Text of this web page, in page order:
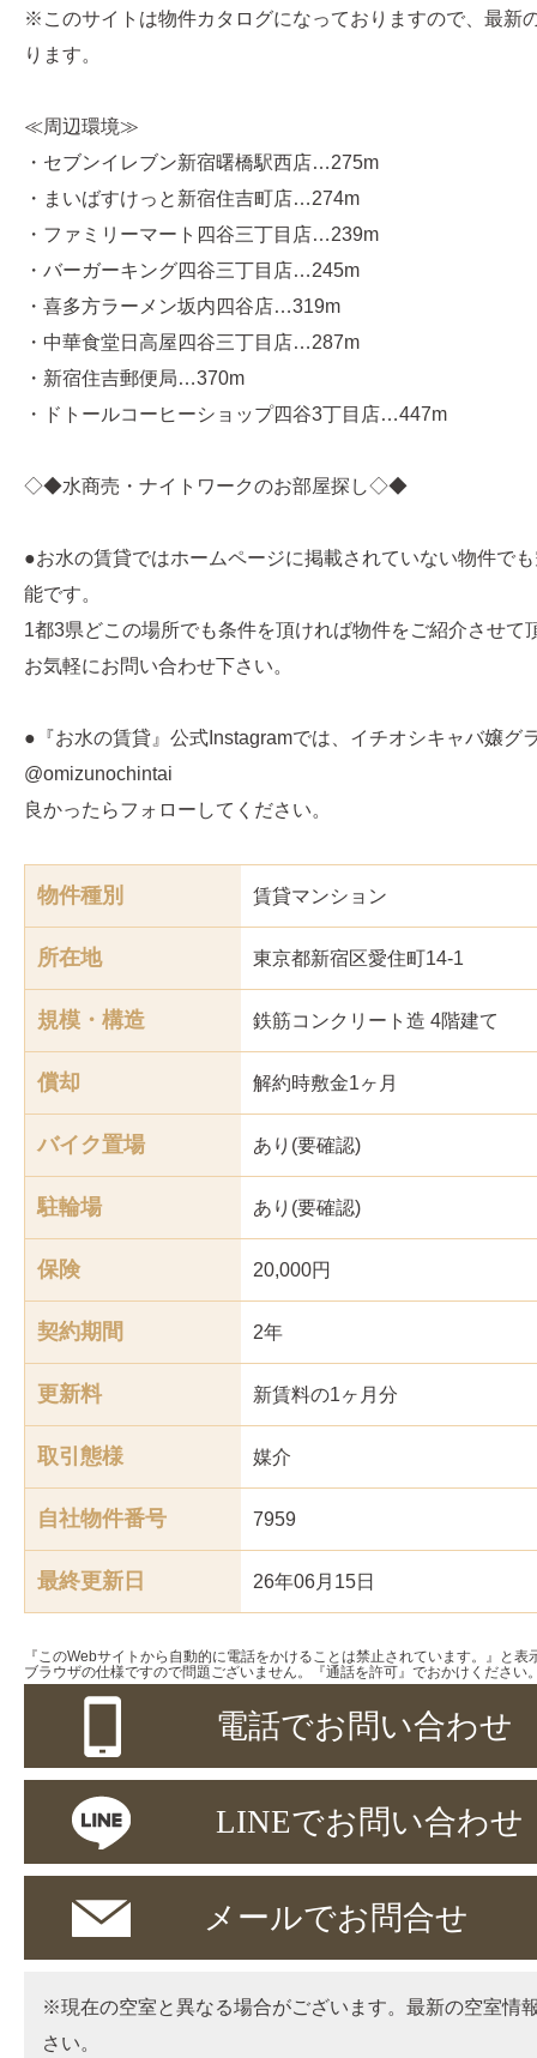
※このサイトは物件カタログになっておりますので、最新
ります。
≪周辺環境≫
・セブンイレブン新宿曙橋駅西店…275m
・まいばすけっと新宿住吉町店…274m
・ファミリーマート四谷三丁目店…239m
・バーガーキング四谷三丁目店…245m
・喜多方ラーメン坂内四谷店…319m
・中華食堂日高屋四谷三丁目店…287m
・新宿住吉郵便局…370m
・ドトールコーヒーショップ四谷3丁目店…447m
◇◆水商売・ナイトワークのお部屋探し◇◆
●お水の賃貸ではホームページに掲載されていない物件で
能です。
1都3県どこの場所でも条件を頂ければ物件をご紹介させて
お気軽にお問い合わせ下さい。
●『お水の賃貸』公式Instagramでは、イチオシキャバ嬢グ
@omizunochintai
良かったらフォローしてください。
物件種別 賃貸マンション
所在地 東京都新宿区愛住町14-1
規模・構造 鉄筋コンクリート造 4階建て
償却 解約時敷金1ヶ月
バイク置場 あり(要確認)
駐輪場 あり(要確認)
保険 20,000円
契約期間 2年
更新料 新賃料の1ヶ月分
取引態様 媒介
自社物件番号 7959
最終更新日 26年06月15日
『このWebサイトから自動的に電話をかけることは禁止されています。』と
ブラウザの仕様ですので問題ございません。『通話を許可』でおかけください
電話でお問い合わせ
LINEでお問い合わせ
メールでお問合せ
※現在の空室と異なる場合がございます。最新の空室情
さい。